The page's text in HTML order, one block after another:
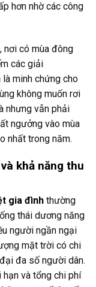
hơn nhờ các công
nơi có mùa đông
các giải
minh chứng cho
không muốn rơi
nhưng vẫn phải
ngưởng vào mùa
nhất trong năm.
khả năng thu
gia đình thường
thái dương năng
người ngần ngại
mặt trời có chi
đa số người dân.
hạn và tổng chi phí